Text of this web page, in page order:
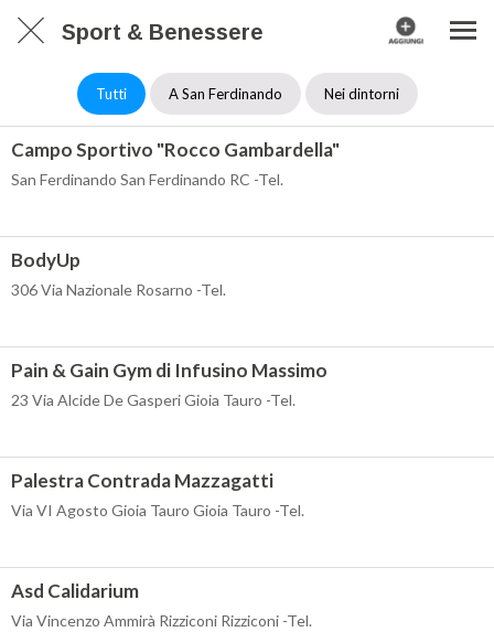
Sport & Benessere
Tutti A San Ferdinando Nei dintorni
Campo Sportivo "Rocco Gambardella"
San Ferdinando San Ferdinando RC -Tel.
BodyUp
306 Via Nazionale Rosarno -Tel.
Pain & Gain Gym di Infusino Massimo
23 Via Alcide De Gasperi Gioia Tauro -Tel.
Palestra Contrada Mazzagatti
Via VI Agosto Gioia Tauro Gioia Tauro -Tel.
Asd Calidarium
Via Vincenzo Ammirà Rizziconi Rizziconi -Tel.